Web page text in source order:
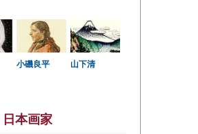
小磯良平 山下清
日本画家